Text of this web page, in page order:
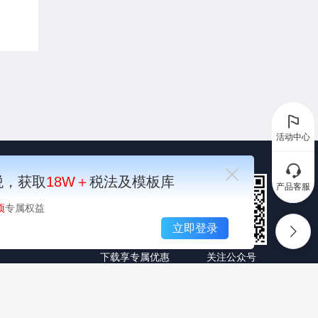
下载享专属优惠
关注公众号
活动中心
产品客服
顶部
获取18W＋税法及模板库
专属权益
立即登录